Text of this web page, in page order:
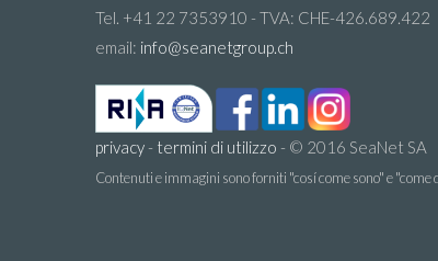
Tel. +41 22 7353910 - TVA: CHE-426.689.422
email: info@seanetgroup.ch
privacy - termini di utilizzo - © 2016 SeaNet SA
Contenuti e immagini sono forniti "cosí come sono" e